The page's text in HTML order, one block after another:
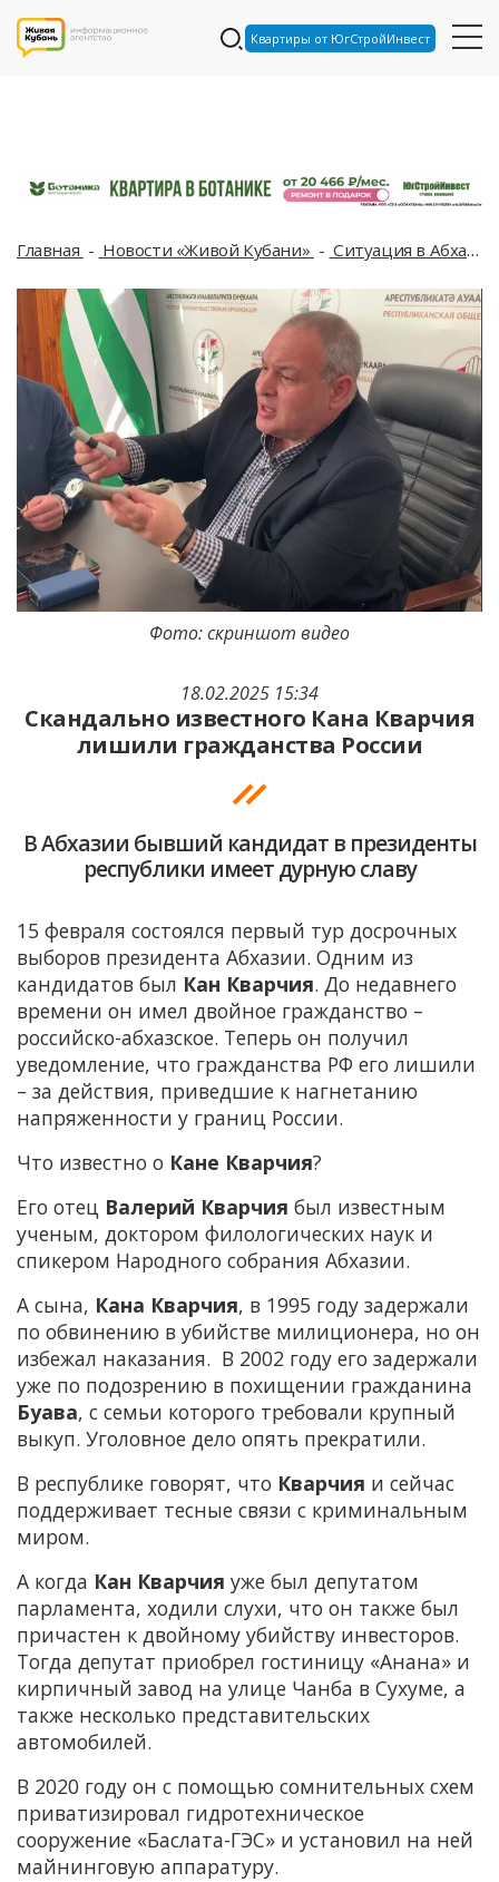
Квартиры от ЮгСтройИнвест
Главная Новости «Живой Кубани» Ситуация в Абхазии
18.02.2025 15:34
Скандально известного Кана Кварчия
лишили гражданства России
В Абхазии бывший кандидат в президенты
республики имеет дурную славу
Фото: скриншот видео
15 февраля состоялся первый тур досрочных
выборов президента Абхазии. Одним из
кандидатов был Кан Кварчия. До недавнего
времени он имел двойное гражданство –
российско-абхазское. Теперь он получил
уведомление, что гражданства РФ его лишили
– за действия, приведшие к нагнетанию
напряженности у границ России.
Что известно о Кане Кварчия?
Его отец Валерий Кварчия был известным
ученым, доктором филологических наук и
спикером Народного собрания Абхазии.
А сына, Кана Кварчия, в 1995 году задержали
по обвинению в убийстве милиционера, но он
избежал наказания. В 2002 году его задержали
уже по подозрению в похищении гражданина
Буава, с семьи которого требовали крупный
выкуп. Уголовное дело опять прекратили.
В республике говорят, что Кварчия и сейчас
поддерживает тесные связи с криминальным
миром.
А когда Кан Кварчия уже был депутатом
парламента, ходили слухи, что он также был
причастен к двойному убийству инвесторов.
Тогда депутат приобрел гостиницу «Анана» и
кирпичный завод на улице Чанба в Сухуме, а
также несколько представительских
автомобилей.
В 2020 году он с помощью сомнительных схем
приватизировал гидротехническое
сооружение «Баслата-ГЭС» и установил на ней
майнинговую аппаратуру.